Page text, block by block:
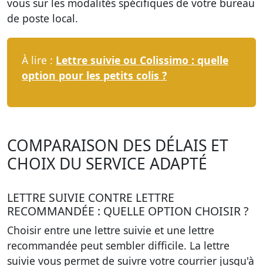
vous sur les modalités spécifiques de votre bureau
de poste local.
À lire : Lettre suivie ou Colissimo : quelle
option pour les petits colis ?
COMPARAISON DES DÉLAIS ET
CHOIX DU SERVICE ADAPTÉ
LETTRE SUIVIE CONTRE LETTRE
RECOMMANDÉE : QUELLE OPTION CHOISIR ?
Choisir entre une lettre suivie et une lettre
recommandée peut sembler difficile. La lettre
suivie vous permet de suivre votre courrier jusqu'à